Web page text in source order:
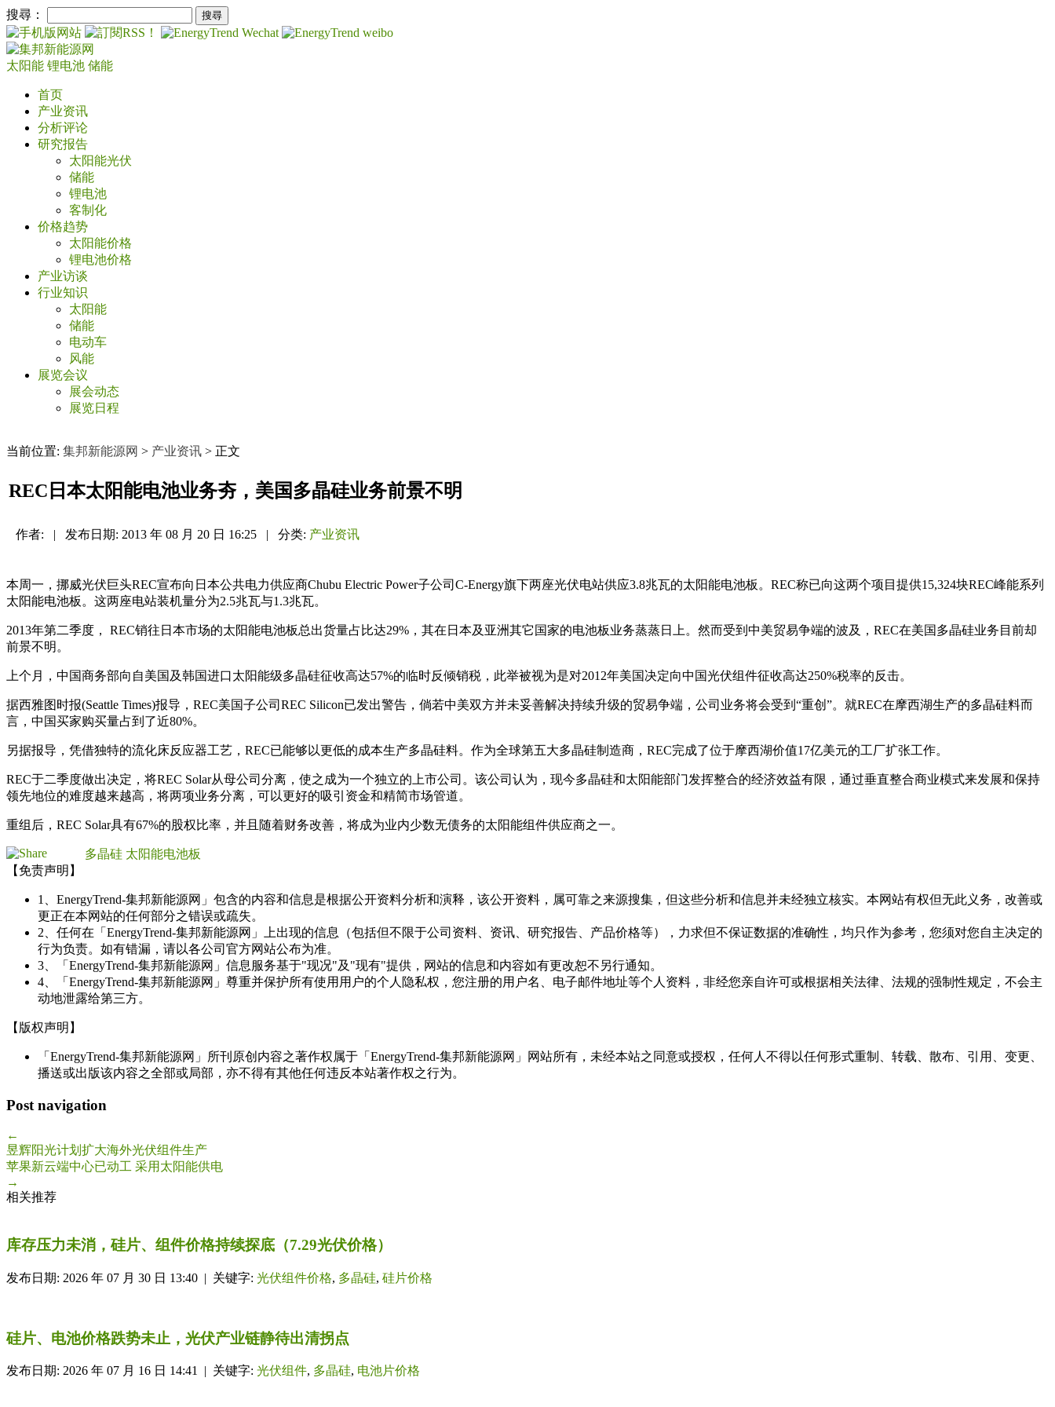
搜尋：
太阳能 锂电池 储能
首页
产业资讯
分析评论
研究报告
太阳能光伏
储能
锂电池
客制化
价格趋势
太阳能价格
锂电池价格
产业访谈
行业知识
太阳能
储能
电动车
风能
展览会议
展会动态
展览日程
当前位置: 集邦新能源网 > 产业资讯 > 正文
REC日本太阳能电池业务夯，美国多晶硅业务前景不明
作者: | 发布日期: 2013 年 08 月 20 日 16:25 | 分类: 产业资讯
本周一，挪威光伏巨头REC宣布向日本公共电力供应商Chubu Electric Power子公司C-Energy旗下两座光伏电站供应3.8兆瓦的太阳能电池板。REC称已向这两个项目提供15,324块REC峰能系列
太阳能电池板。这两座电站装机量分为2.5兆瓦与1.3兆瓦。
2013年第二季度， REC销往日本市场的太阳能电池板总出货量占比达29%，其在日本及亚洲其它国家的电池板业务蒸蒸日上。然而受到中美贸易争端的波及，REC在美国多晶硅业务目前却
前景不明。
上个月，中国商务部向自美国及韩国进口太阳能级多晶硅征收高达57%的临时反倾销税，此举被视为是对2012年美国决定向中国光伏组件征收高达250%税率的反击。
据西雅图时报(Seattle Times)报导，REC美国子公司REC Silicon已发出警告，倘若中美双方并未妥善解决持续升级的贸易争端，公司业务将会受到“重创”。就REC在摩西湖生产的多晶硅料而
言，中国买家购买量占到了近80%。
另据报导，凭借独特的流化床反应器工艺，REC已能够以更低的成本生产多晶硅料。作为全球第五大多晶硅制造商，REC完成了位于摩西湖价值17亿美元的工厂扩张工作。
REC于二季度做出决定，将REC Solar从母公司分离，使之成为一个独立的上市公司。该公司认为，现今多晶硅和太阳能部门发挥整合的经济效益有限，通过垂直整合商业模式来发展和保持
领先地位的难度越来越高，将两项业务分离，可以更好的吸引资金和精简市场管道。
重组后，REC Solar具有67%的股权比率，并且随着财务改善，将成为业内少数无债务的太阳能组件供应商之一。
多晶硅 太阳能电池板
【免责声明】
1、EnergyTrend-集邦新能源网」包含的内容和信息是根据公开资料分析和演释，该公开资料，属可靠之来源搜集，但这些分析和信息并未经独立核实。本网站有权但无此义务，改善或
更正在本网站的任何部分之错误或疏失。
2、任何在「EnergyTrend-集邦新能源网」上出现的信息（包括但不限于公司资料、资讯、研究报告、产品价格等），力求但不保证数据的准确性，均只作为参考，您须对您自主决定的
行为负责。如有错漏，请以各公司官方网站公布为准。
3、「EnergyTrend-集邦新能源网」信息服务基于"现况"及"现有"提供，网站的信息和内容如有更改恕不另行通知。
4、「EnergyTrend-集邦新能源网」尊重并保护所有使用用户的个人隐私权，您注册的用户名、电子邮件地址等个人资料，非经您亲自许可或根据相关法律、法规的强制性规定，不会主
动地泄露给第三方。
【版权声明】
「EnergyTrend-集邦新能源网」所刊原创内容之著作权属于「EnergyTrend-集邦新能源网」网站所有，未经本站之同意或授权，任何人不得以任何形式重制、转载、散布、引用、变更、
播送或出版该内容之全部或局部，亦不得有其他任何违反本站著作权之行为。
Post navigation
←
昱辉阳光计划扩大海外光伏组件生产
苹果新云端中心已动工 采用太阳能供电
→
相关推荐
库存压力未消，硅片、组件价格持续探底（7.29光伏价格）
发布日期: 2026 年 07 月 30 日 13:40 | 关键字: 光伏组件价格, 多晶硅, 硅片价格
硅片、电池价格跌势未止，光伏产业链静待出清拐点
发布日期: 2026 年 07 月 16 日 14:41 | 关键字: 光伏组件, 多晶硅, 电池片价格